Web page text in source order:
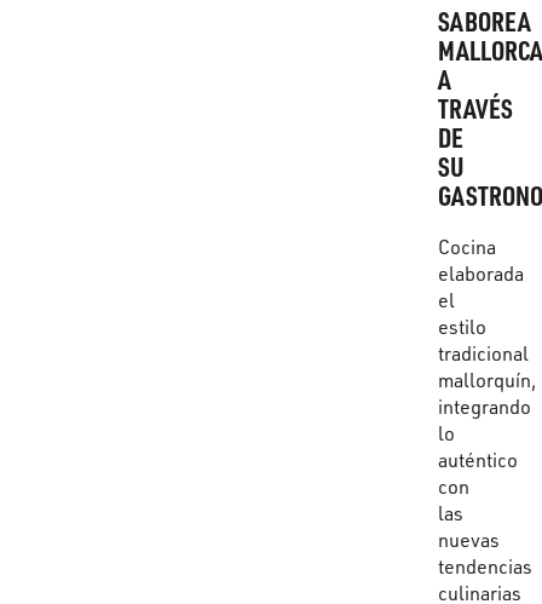
SABOREA
MALLORCA
A
TRAVÉS
DE
SU
Cocina
elaborada
el
estilo
tradicional
mallorquín,
integrando
lo
auténtico
con
las
nuevas
tendencias
culinarias